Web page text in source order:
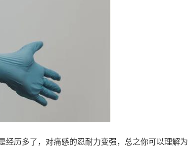
历多了，对痛感的忍耐力变强，总之你可以理解